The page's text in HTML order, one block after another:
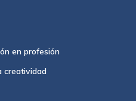
en profesión
creatividad